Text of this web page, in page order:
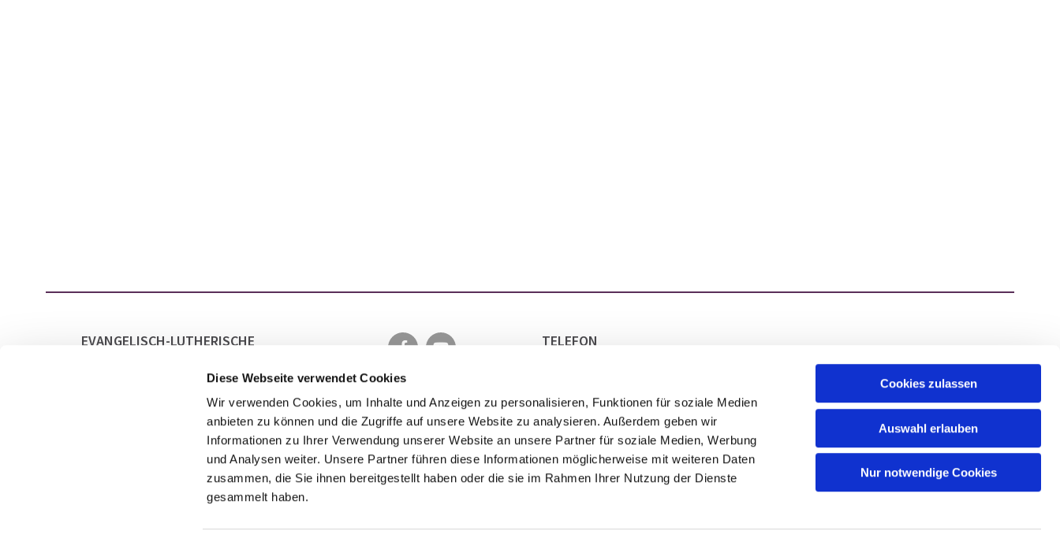
Diese Webseite verwendet Cookies
Wir verwenden Cookies, um Inhalte und Anzeigen zu personalisieren, Funktionen für soziale Medien
anbieten zu können und die Zugriffe auf unsere Website zu analysieren. Außerdem geben wir
Informationen zu Ihrer Verwendung unserer Website an unsere Partner für soziale Medien, Werbung
und Analysen weiter. Unsere Partner führen diese Informationen möglicherweise mit weiteren Daten
zusammen, die Sie ihnen bereitgestellt haben oder die sie im Rahmen Ihrer Nutzung der Dienste
gesammelt haben.
Cookies zulassen
Auswahl erlauben
Nur notwendige Cookies
EVANGELISCH-LUTHERISCHE
TELEFON
Impressum Datenschutzerklärung ChurchDesk-Login